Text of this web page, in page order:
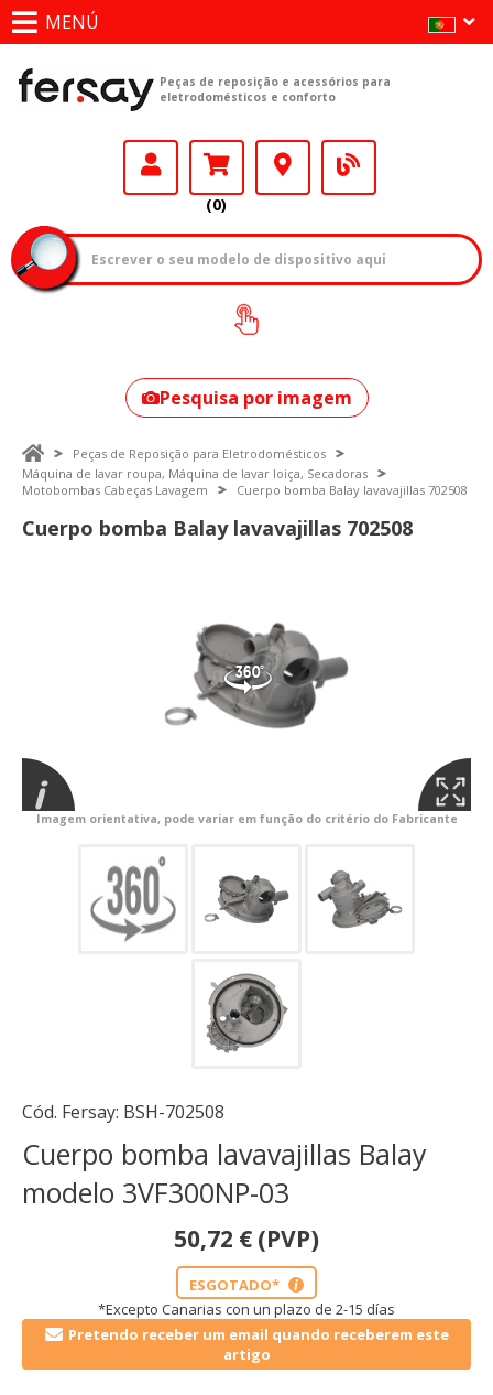
MENÚ
Peças de reposição e acessórios para
eletrodomésticos e conforto
(0)
Como encontrar
o seu modelo?
Pesquisa por imagem
Peças de Reposição para Eletrodomésticos
Máquina de lavar roupa, Máquina de lavar loiça, Secadoras
Motobombas Cabeças Lavagem
Cuerpo bomba Balay lavavajillas 702508
Cuerpo bomba Balay lavavajillas 702508
Imagem orientativa, pode variar em função do critério do Fabricante
Cód. Fersay: BSH-702508
Cuerpo bomba lavavajillas Balay
modelo 3VF300NP-03
50,72 € (PVP)
ESGOTADO* i
*Excepto Canarias con un plazo de 2-15 días
Pretendo receber um email quando receberem este
artigo